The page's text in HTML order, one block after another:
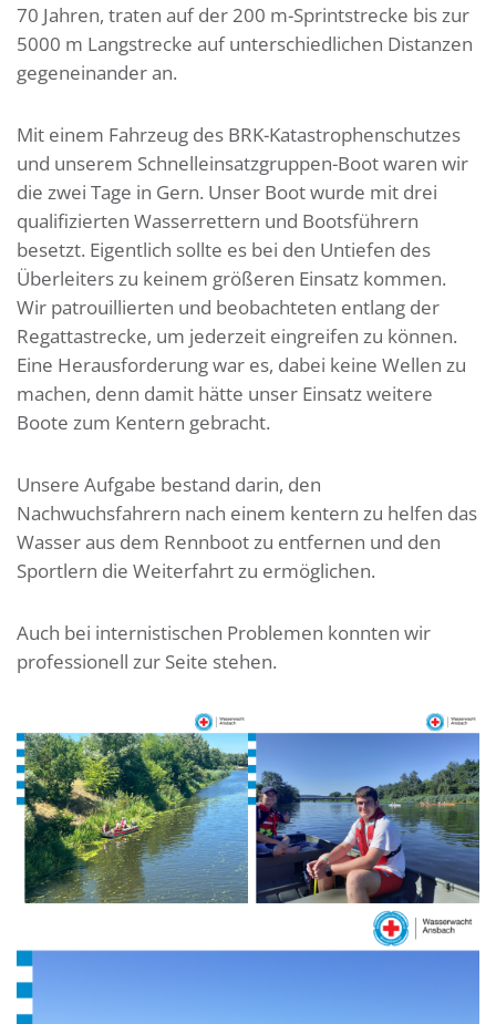
70 Jahren, traten auf der 200 m-Sprintstrecke bis zur
5000 m Langstrecke auf unterschiedlichen Distanzen
gegeneinander an.
Mit einem Fahrzeug des BRK-Katastrophenschutzes
und unserem Schnelleinsatzgruppen-Boot waren wir
die zwei Tage in Gern. Unser Boot wurde mit drei
qualifizierten Wasserrettern und Bootsführern
besetzt. Eigentlich sollte es bei den Untiefen des
Überleiters zu keinem größeren Einsatz kommen.
Wir patrouillierten und beobachteten entlang der
Regattastrecke, um jederzeit eingreifen zu können.
Eine Herausforderung war es, dabei keine Wellen zu
machen, denn damit hätte unser Einsatz weitere
Boote zum Kentern gebracht.
Unsere Aufgabe bestand darin, den
Nachwuchsfahrern nach einem kentern zu helfen das
Wasser aus dem Rennboot zu entfernen und den
Sportlern die Weiterfahrt zu ermöglichen.
Auch bei internistischen Problemen konnten wir
professionell zur Seite stehen.